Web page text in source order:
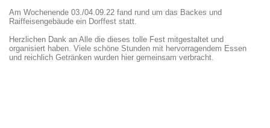
Am Wochenende 03./04.09.22 fand rund um das Backes und
Raiffeisengebäude ein Dorffest statt.
Herzlichen Dank an Alle die dieses tolle Fest mitgestaltet und
organisiert haben. Viele schöne Stunden mit hervorragendem Essen
und reichlich Getränken wurden hier gemeinsam verbracht.